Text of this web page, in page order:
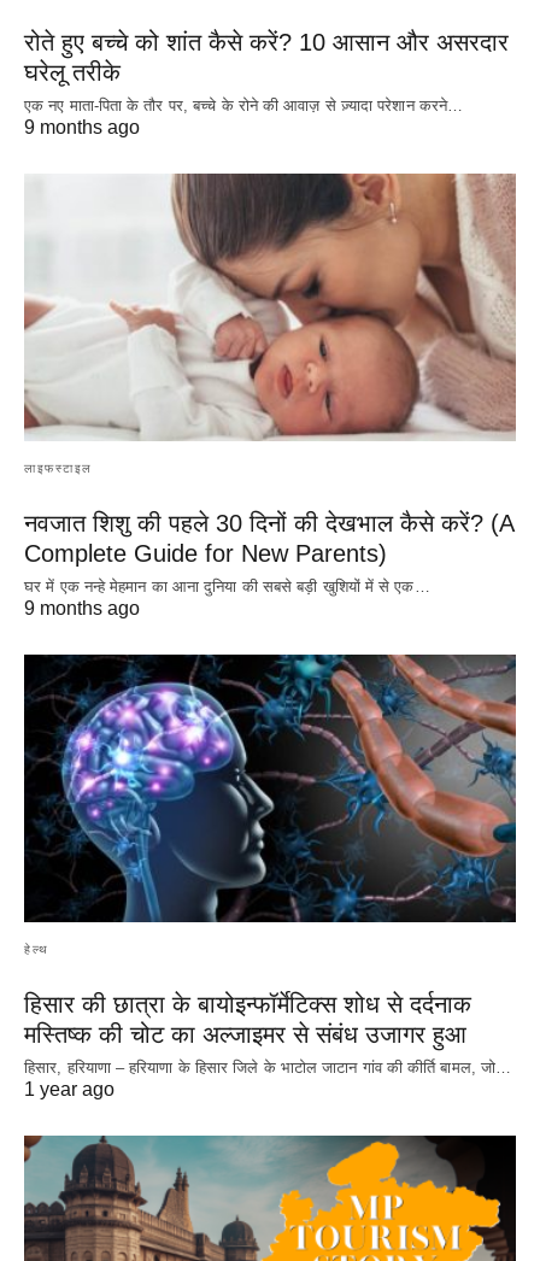
रोते हुए बच्चे को शांत कैसे करें? 10 आसान और असरदार
घरेलू तरीके
एक नए माता-पिता के तौर पर, बच्चे के रोने की आवाज़ से ज़्यादा परेशान करने…
9 months ago
लाइफस्टाइल
नवजात शिशु की पहले 30 दिनों की देखभाल कैसे करें? (A
Complete Guide for New Parents)
घर में एक नन्हे मेहमान का आना दुनिया की सबसे बड़ी खुशियों में से एक…
9 months ago
हेल्थ
हिसार की छात्रा के बायोइन्फॉर्मेटिक्स शोध से दर्दनाक
मस्तिष्क की चोट का अल्जाइमर से संबंध उजागर हुआ
हिसार, हरियाणा – हरियाणा के हिसार जिले के भाटोल जाटान गांव की कीर्ति बामल, जो…
1 year ago